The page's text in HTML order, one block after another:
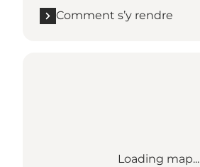
Comment s’y rendre
Loading map...